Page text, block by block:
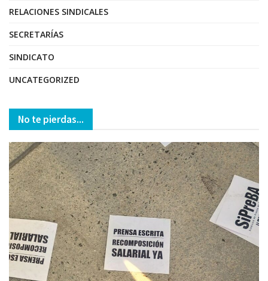
RELACIONES SINDICALES
SECRETARÍAS
SINDICATO
UNCATEGORIZED
No te pierdas...